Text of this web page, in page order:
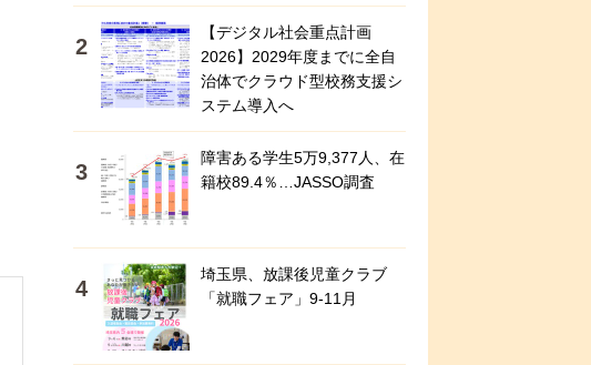
【デジタル社会重点計画
2026】2029年度までに全自
治体でクラウド型校務支援シ
ステム導入へ
障害ある学生5万9,377人、在
籍校89.4％…JASSO調査
埼玉県、放課後児童クラブ
「就職フェア」9-11月